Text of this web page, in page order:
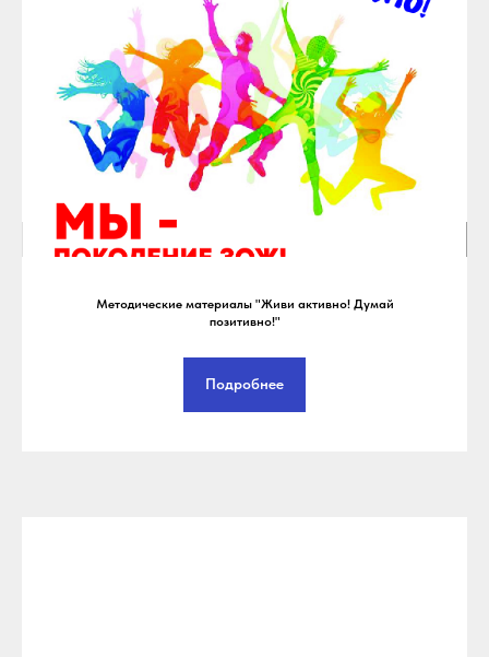
Методические материалы "Живи активно! Думай
позитивно!"
Подробнее